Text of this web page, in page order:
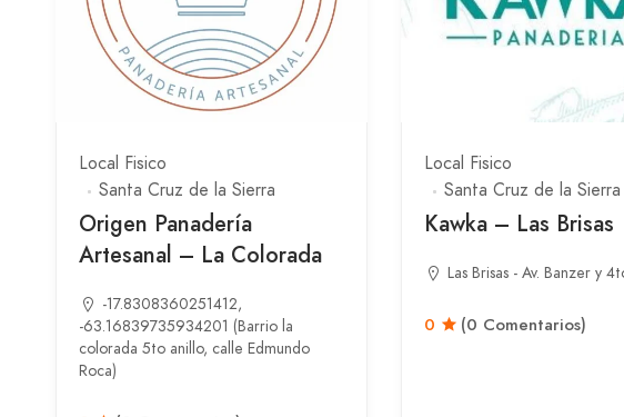
Local Fisico
Santa Cruz de la Sierra
Origen Panadería
Artesanal – La Colorada
-17.8308360251412,
-63.16839735934201 (Barrio la
colorada 5to anillo, calle Edmundo
Roca)
Local Fisico
Santa Cruz de la Sierra
Kawka – Las Brisas
Las Brisas - Av. Banzer y
0 (0 Comentarios)